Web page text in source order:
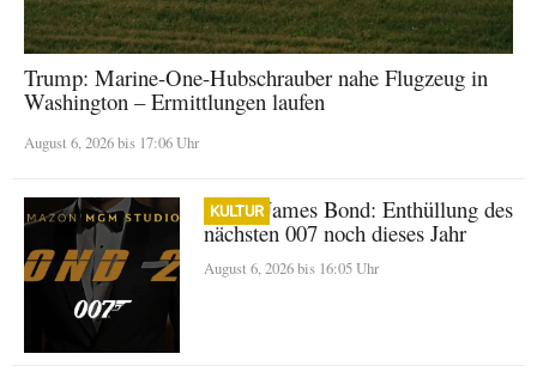
Trump: Marine-One-Hubschrauber nahe Flugzeug in
Washington – Ermittlungen laufen
August 6, 2026 bis 17:06 Uhr
KULTUR
Neuer James Bond: Enthüllung des
nächsten 007 noch dieses Jahr
August 6, 2026 bis 16:05 Uhr